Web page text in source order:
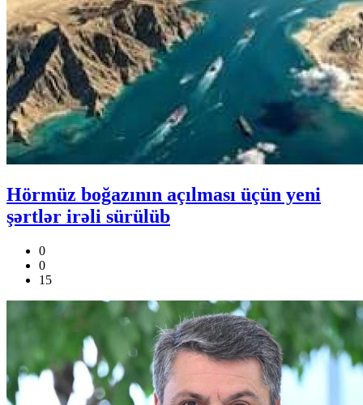
Hörmüz boğazının açılması üçün yeni
şərtlər irəli sürülüb
0
0
15